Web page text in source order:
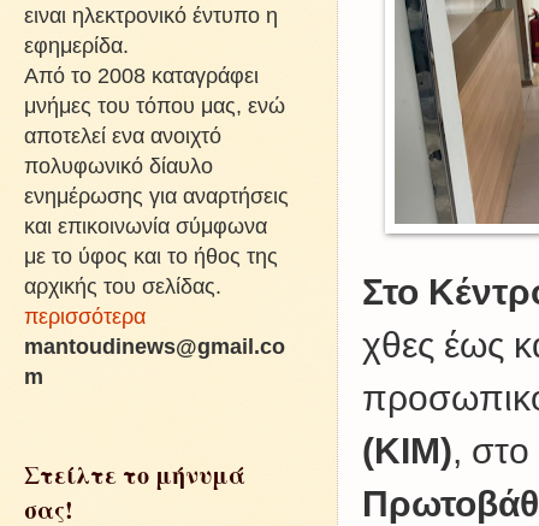
Στο
χθες έως
(ΚΙΜ), στο
ειναι ηλεκτρονικό έντυπο η
εφημερίδα.
Από το 2008 καταγράφει
μνήμες του τόπου μας, ενώ
αποτελεί ενα ανοιχτό
πολυφωνικό δίαυλο
ενημέρωσης για αναρτήσεις
και επικοινωνία σύμφωνα
με το ύφος και το ήθος της
αρχικής του σελίδας.
περισσότερα
mantoudinews@gmail.co
m
Στείλτε το μήνυμά
σας!